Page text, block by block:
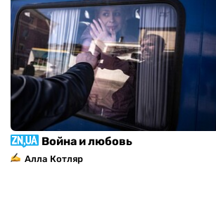
Война и любовь
Алла Котляр